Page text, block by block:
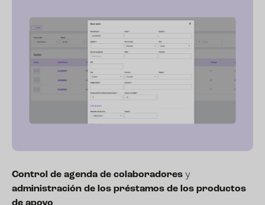
Control de agenda de colaboradores y
administración de los préstamos de los productos
de apoyo